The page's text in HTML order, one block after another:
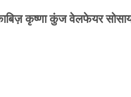
कृष्णा कुंज वेलफेयर